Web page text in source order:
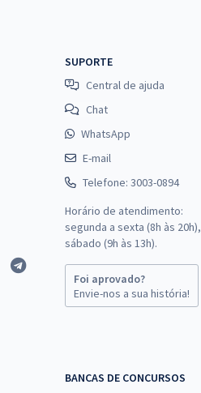
SUPORTE
Central de ajuda
Chat
WhatsApp
E-mail
Telefone: 3003-0894
Horário de atendimento:
segunda a sexta (8h às 20h),
sábado (9h às 13h).
Foi aprovado?
Envie-nos a sua história!
BANCAS DE CONCURSOS